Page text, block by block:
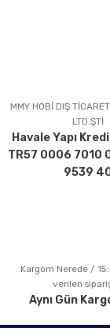
Ürün
Ürün
Ürün fiyatı
Bu ürüne
MMY HOBİ DIŞ
LTD.ŞTİ
Havale Yapı
TR57 0006 7010
9539
Kargom Nerede /
verilen
Aynı Gün